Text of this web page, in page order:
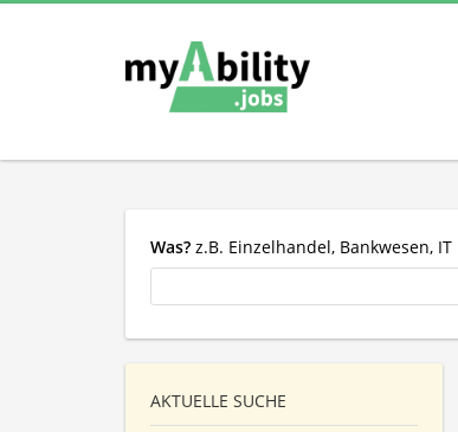
Was? z.B. Einzelhandel, Bankwesen, IT
AKTUELLE SUCHE